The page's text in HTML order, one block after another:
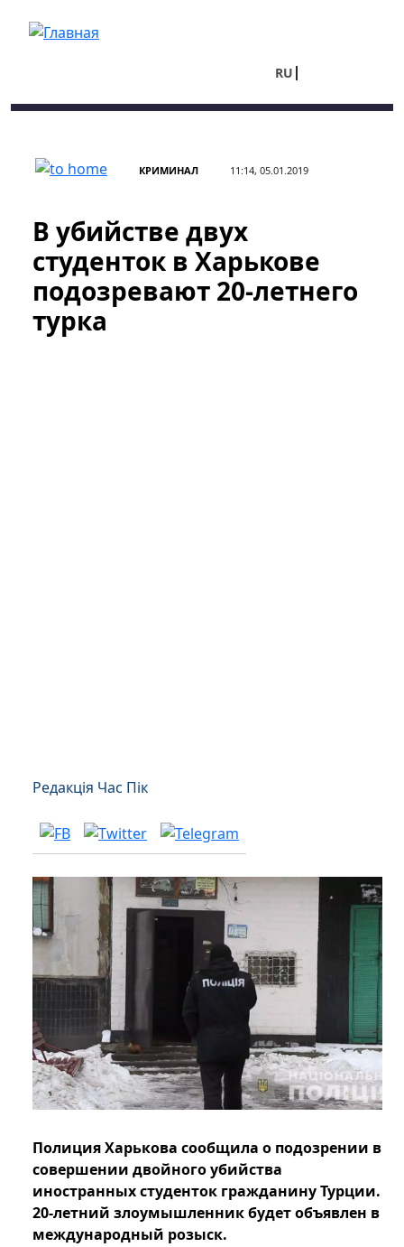
RU
КРИМИНАЛ 11:14, 05.01.2019
В убийстве двух
студенток в Харькове
подозревают 20-летнего
турка
Редакція Час Пік
Полиция Харькова сообщила о подозрении в
совершении двойного убийства
иностранных студенток гражданину Турции.
20-летний злоумышленник будет объявлен в
международный розыск.